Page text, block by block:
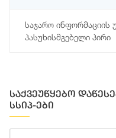
საჯარო ინფორმაციის
პასუხისმგებელი პირი
საქვეუწყებო
სსიპ-ები